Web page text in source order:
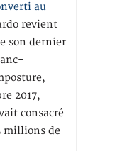
au
revient
son dernier
2017,
consacré
millions de